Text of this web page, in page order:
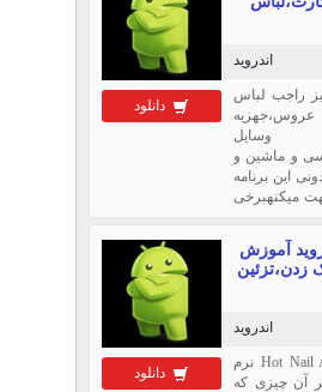
دانلود
اندروید
راجب لباس
وسایل
و ماشین و
این برنامه
میکنهبرخی
مدل موی عروس 2016 آموزش
نامزدی ...
دانلود
آموزش
زدن،تزئین
اندروید
Hot Nail Art Designs v1.5.2 نرم
آن چیزی که